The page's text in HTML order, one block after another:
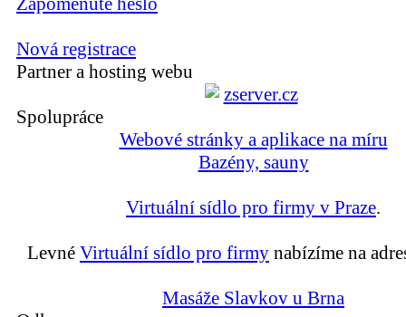
Nová registrace
Partner a hosting webu
Spolupráce
Webové stránky a aplikace na míru
Bazény, sauny
Virtuální sídlo pro firmy v Praze.
Levné Virtuální sídlo pro firmy nabízíme na
Masáže Slavkov u Brna